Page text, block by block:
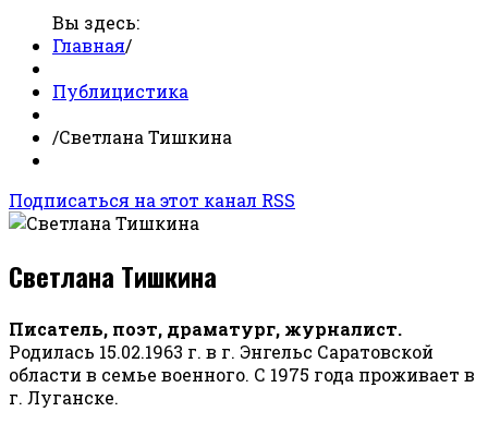
Вы здесь:
Главная/
Публицистика
/Светлана Тишкина
Подписаться на этот канал RSS
Светлана Тишкина
Писатель, поэт, драматург, журналист.
Родилась 15.02.1963 г. в г. Энгельс Саратовской
области в семье военного. С 1975 года проживает в
г. Луганске.